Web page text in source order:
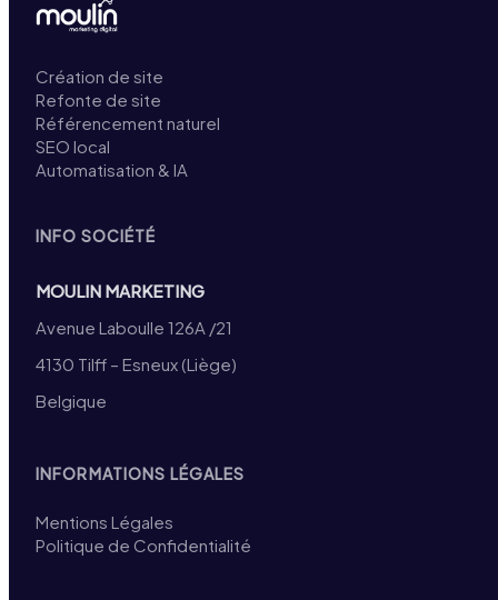
Création de site
Refonte de site
Référencement naturel
SEO local
Automatisation & IA
INFO SOCIÉTÉ
MOULIN MARKETING
Avenue Laboulle 126A /21
4130 Tilff – Esneux (Liège)
Belgique
INFORMATIONS LÉGALES
Mentions Légales
Politique de Confidentialité